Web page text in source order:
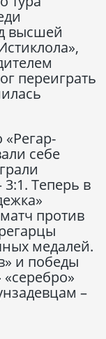
высшей
переиграть
«Регар-
себе
Теперь в
против
медалей.
и победы
–